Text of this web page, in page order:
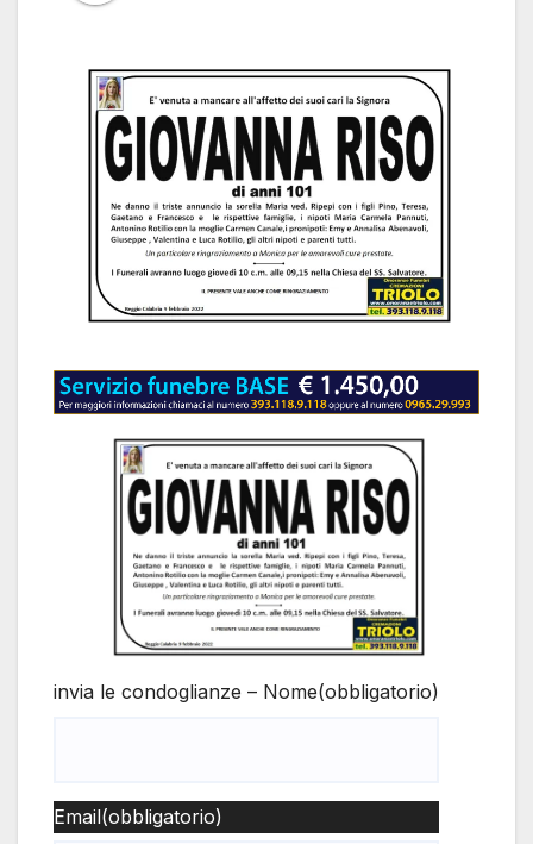
invia le condoglianze – Nome(obbligatorio)
Email(obbligatorio)